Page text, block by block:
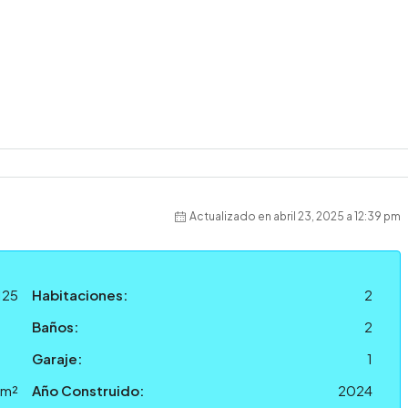
Actualizado en abril 23, 2025 a 12:39 pm
Habitaciones:
2
Baños:
2
Garaje:
1
Año Construido:
2024